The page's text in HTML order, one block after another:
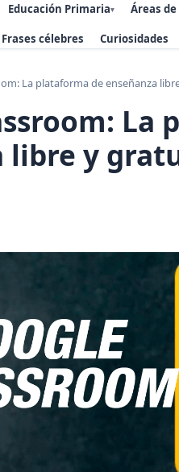
Educación Primaria▾ Áreas
Frases célebres Curiosidades
La plataforma de enseñanza
La
libre y